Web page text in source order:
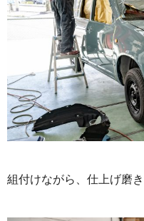
組付けながら、仕上げ磨